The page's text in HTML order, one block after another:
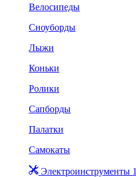
Велосипеды
Сноуборды
Лыжи
Коньки
Ролики
Сапборды
Палатки
Самокаты
Электроинструменты 1